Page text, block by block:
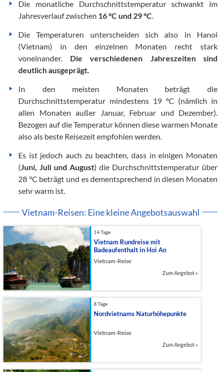
Die monatliche Durchschnittstemperatur schwankt im
Jahresverlauf zwischen 16 °C und 29 °C.
Die Temperaturen unterscheiden sich also in Hanoi
(Vietnam) in den einzelnen Monaten recht stark
voneinander. Die verschiedenen Jahreszeiten sind
deutlich ausgeprägt.
In den meisten Monaten beträgt die
Durchschnittstemperatur mindestens 19 °C (nämlich in
allen Monaten außer Januar, Februar und Dezember).
Bezogen auf die Temperatur können diese warmen Monate
also als beste Reisezeit empfohlen werden.
Es ist jedoch auch zu beachten, dass in einigen Monaten
(Juni, Juli und August) die Durchschnittstemperatur über
28 °C beträgt und es dementsprechend in diesen Monaten
sehr warm ist.
Vietnam-Reisen: Eine kleine Angebotsauswahl
14 Tage
Vietnam Rundreise mit
Badeaufenthalt in Hoi An
Vietnam-Reise
Zum Angebot »
8 Tage
Nordvietnams Naturhöhepunkte
Vietnam-Reise
Zum Angebot »